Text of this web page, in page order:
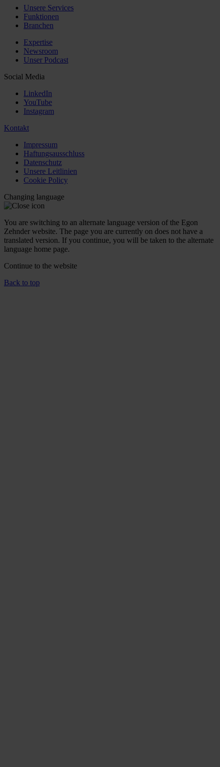
Unsere Services
Funktionen
Branchen
Expertise
Newsroom
Unser Podcast
Social Media
LinkedIn
YouTube
Instagram
Kontakt
Impressum
Haftungsausschluss
Datenschutz
Unsere Leitlinien
Cookie Policy
Changing language
You are switching to an alternate language version of the Egon
Zehnder website. The page you are currently on does not have a
translated version. If you continue, you will be taken to the alternate
language home page.
Continue to the website
Back to top